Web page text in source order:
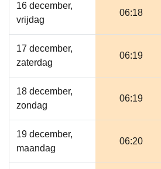
16 december,
vrijdag
06:18
17 december,
zaterdag
06:19
18 december,
zondag
06:19
19 december,
maandag
06:20